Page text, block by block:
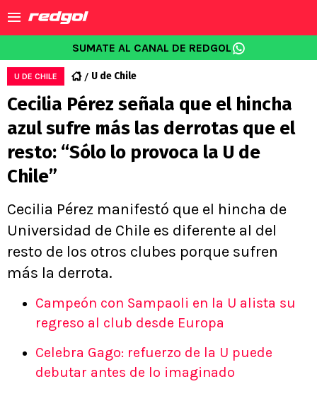
SUMATE AL CANAL DE REDGOL
U DE CHILE U de Chile
Cecilia Pérez señala que el hincha
azul sufre más las derrotas que el
resto: “Sólo lo provoca la U de
Chile”
Cecilia Pérez manifestó que el hincha de
Universidad de Chile es diferente al del
resto de los otros clubes porque sufren
más la derrota.
Campeón con Sampaoli en la U alista su
regreso al club desde Europa
Celebra Gago: refuerzo de la U puede
debutar antes de lo imaginado